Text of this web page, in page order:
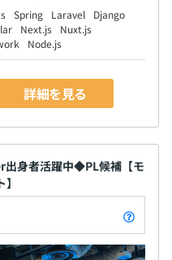
Spring Laravel
Django
Next.js
Nuxt.js
Node.js
詳細を見る
出身者活躍中◆PL候補【モ